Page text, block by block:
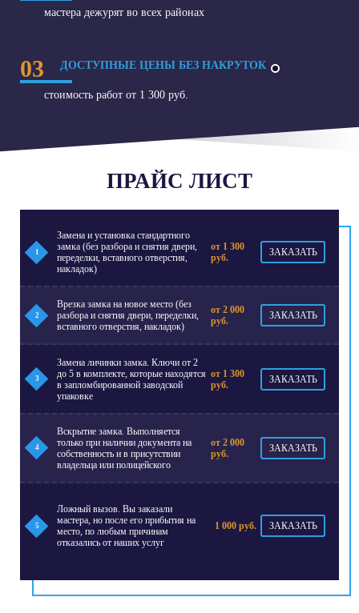
мастера дежурят во всех районах
03 ДОСТУПНЫЕ ЦЕНЫ БЕЗ НАКРУТОК
стоимость работ от 1 300 руб.
ПРАЙС ЛИСТ
1
Замена и установка стандартного
замка (без разбора и снятия двери,
переделки, вставного отверстия,
накладок)
от 1 300
руб.
ЗАКАЗАТЬ
2
Врезка замка на новое место (без
разбора и снятия двери, переделки,
вставного отверстия, накладок)
от 2 000
руб.
ЗАКАЗАТЬ
3
Замена личинки замка. Ключи от 2
до 5 в комплекте, которые находятся
в запломбированной заводской
упаковке
от 1 300
руб.
ЗАКАЗАТЬ
4
Вскрытие замка. Выполняется
только при наличии документа на
собственность и в присутствии
владельца или полицейского
от 2 000
руб.
ЗАКАЗАТЬ
5
Ложный вызов. Вы заказали
мастера, но после его прибытия на
место, по любым причинам
отказались от наших услуг
1 000 руб. ЗАКАЗАТЬ